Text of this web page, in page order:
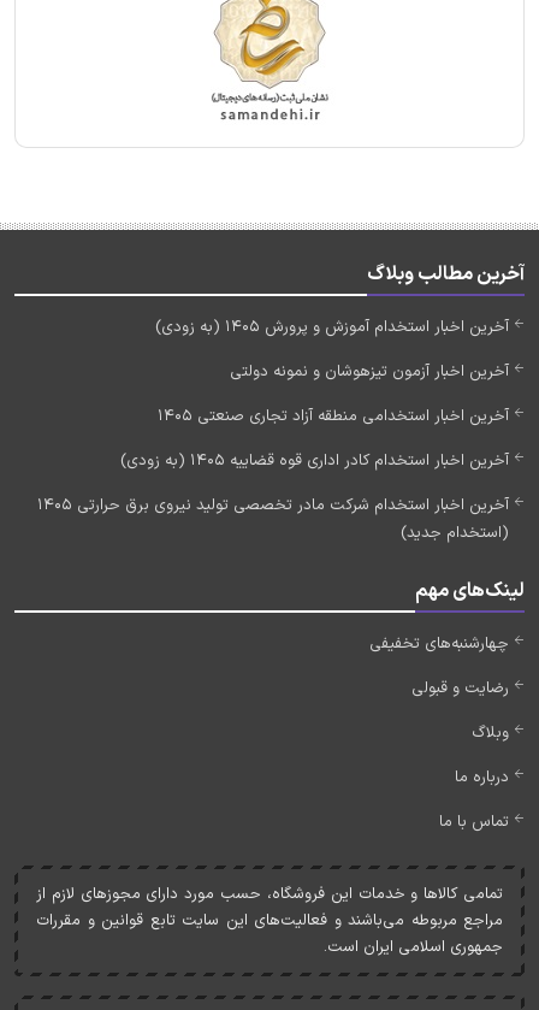
آخرین مطالب وبلاگ
آخرین اخبار استخدام آموزش و پرورش 1405 (به زودی)
آخرین اخبار آزمون تیزهوشان و نمونه دولتی
آخرین اخبار استخدامی منطقه آزاد تجاری صنعتی 1405
آخرین اخبار استخدام کادر اداری قوه قضاییه 1405 (به زودی)
آخرین اخبار استخدام شرکت مادر تخصصی تولید نیروی برق حرارتی 1405
(استخدام جدید)
لینک‌های مهم
چهارشنبه‌های تخفیفی
رضایت و قبولی
وبلاگ
درباره ما
تماس با ما
تمامی کالاها و خدمات اين فروشگاه، حسب مورد دارای مجوزهای لازم از
مراجع مربوطه می‌باشند و فعاليت‌های اين سايت تابع قوانين و مقررات
جمهوری اسلامی ايران است.